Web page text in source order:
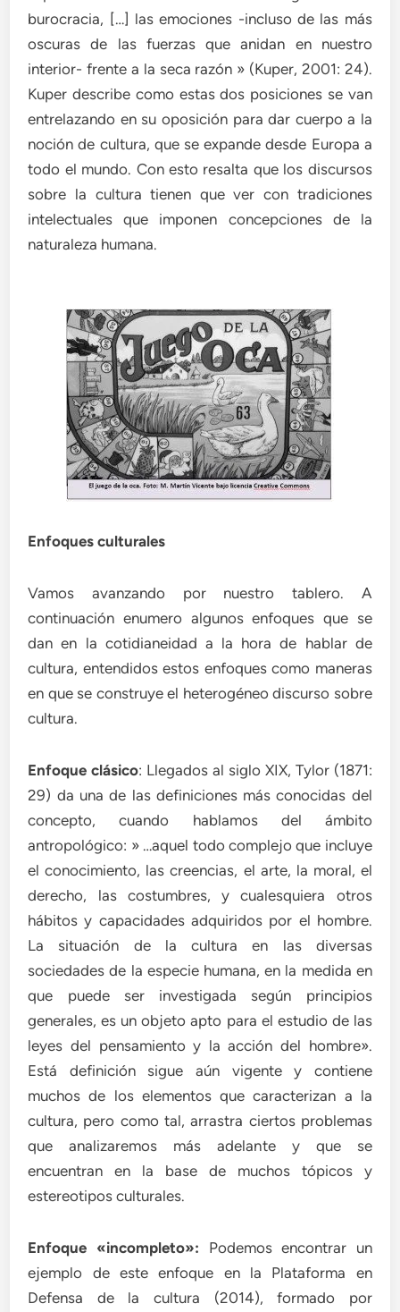
burocracia, […] las emociones -incluso de las más
oscuras de las fuerzas que anidan en nuestro
interior- frente a la seca razón » (Kuper, 2001: 24).
Kuper describe como estas dos posiciones se van
entrelazando en su oposición para dar cuerpo a la
noción de cultura, que se expande desde Europa a
todo el mundo. Con esto resalta que los discursos
sobre la cultura tienen que ver con tradiciones
intelectuales que imponen concepciones de la
naturaleza humana.
Enfoques culturales
Vamos avanzando por nuestro tablero. A
continuación enumero algunos enfoques que se
dan en la cotidianeidad a la hora de hablar de
cultura, entendidos estos enfoques como maneras
en que se construye el heterogéneo discurso sobre
cultura.
Enfoque clásico: Llegados al siglo XIX, Tylor (1871:
29) da una de las definiciones más conocidas del
concepto, cuando hablamos del ámbito
antropológico: » …aquel todo complejo que incluye
el conocimiento, las creencias, el arte, la moral, el
derecho, las costumbres, y cualesquiera otros
hábitos y capacidades adquiridos por el hombre.
La situación de la cultura en las diversas
sociedades de la especie humana, en la medida en
que puede ser investigada según principios
generales, es un objeto apto para el estudio de las
leyes del pensamiento y la acción del hombre».
Está definición sigue aún vigente y contiene
muchos de los elementos que caracterizan a la
cultura, pero como tal, arrastra ciertos problemas
que analizaremos más adelante y que se
encuentran en la base de muchos tópicos y
estereotipos culturales.
Enfoque «incompleto»: Podemos encontrar un
ejemplo de este enfoque en la Plataforma en
Defensa de la cultura (2014), formado por